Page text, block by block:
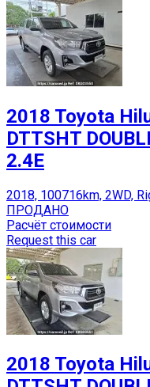
2018 Toyota
DTTSHT
2.4E
2018, 100716km, 2WD,
ПРОДАНО
Расчёт стоимости
Request this car
2018 Toyota